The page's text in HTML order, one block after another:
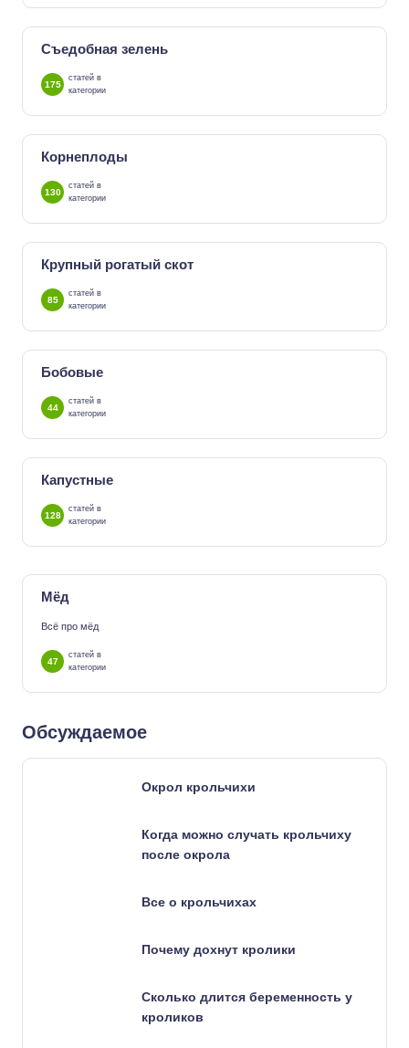
Съедобная зелень
175
статей в
категории
Корнеплоды
130
статей в
категории
Крупный рогатый скот
85
статей в
категории
Бобовые
44
статей в
категории
Капустные
128
статей в
категории
Мёд
Всё про мёд
47
статей в
категории
Обсуждаемое
Окрол крольчихи
Когда можно случать крольчиху
после окрола
Все о крольчихах
Почему дохнут кролики
Сколько длится беременность у
кроликов